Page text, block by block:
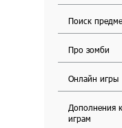
Поиск
Про зомби
Онлайн игры
Дополнения к
играм